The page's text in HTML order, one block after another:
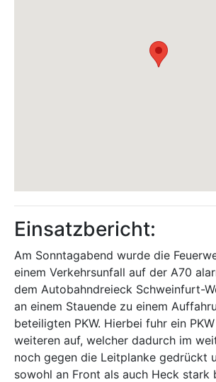
Einsatzbericht:
Am Sonntagabend wurde die
einem Verkehrsunfall auf der A70
dem Autobahndreieck Schweinfurt-
an einem Stauende zu einem
beteiligten PKW. Hierbei fuhr ein
weiteren auf, welcher dadurch im
noch gegen die Leitplanke gedrückt
sowohl an Front als auch Heck stark